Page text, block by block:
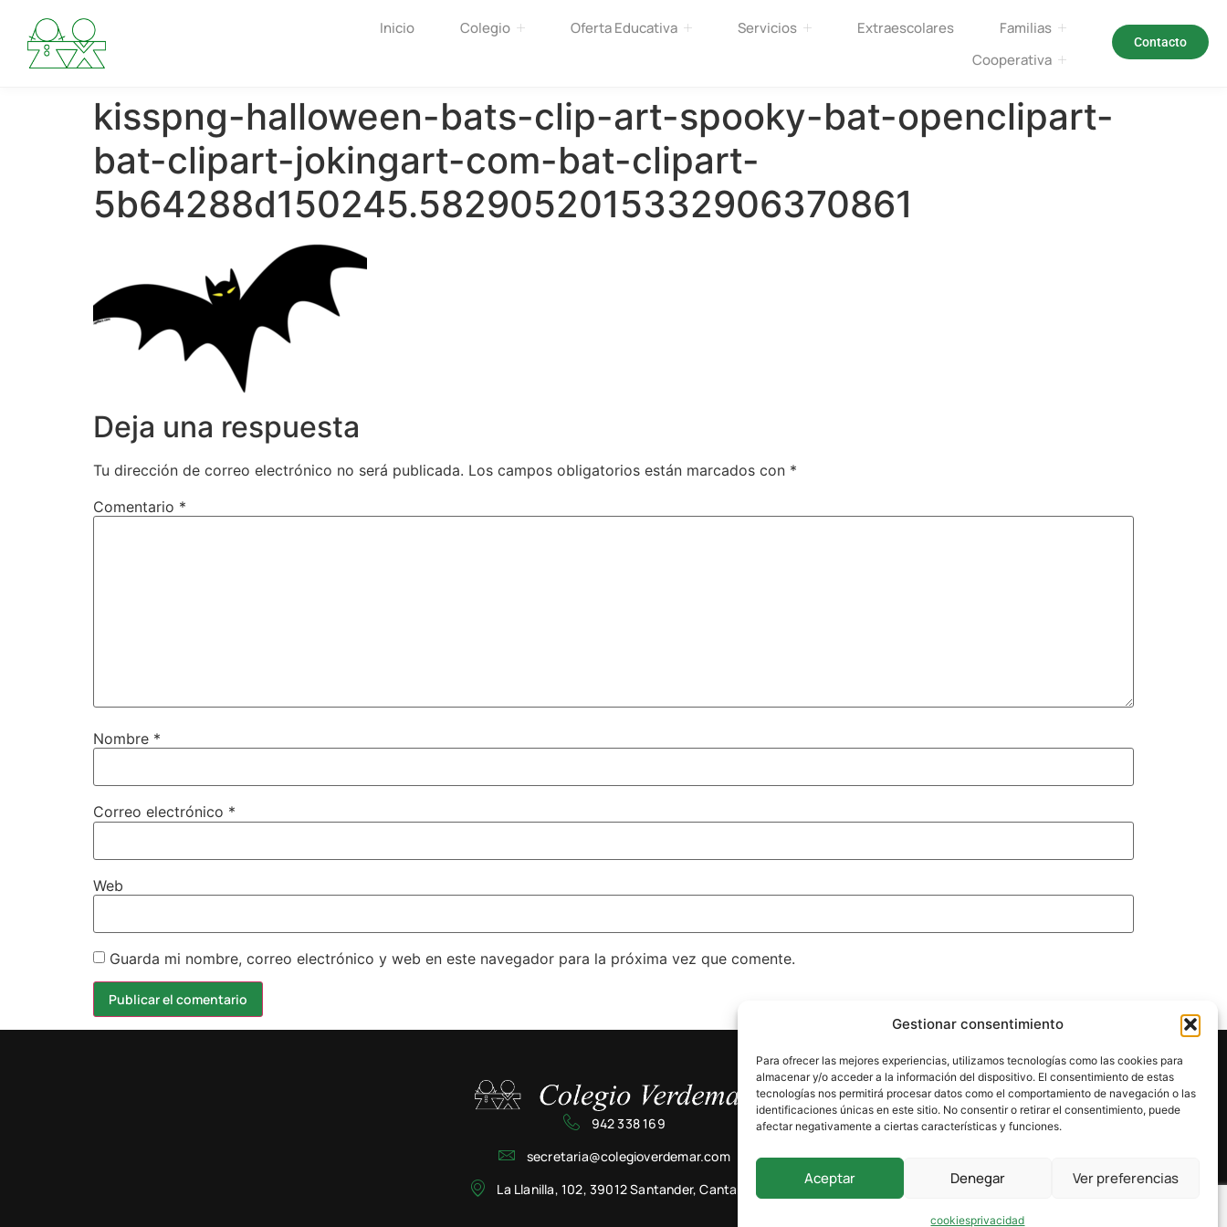
Gestionar consentimiento
Para ofrecer las mejores experiencias, utilizamos tecnologías como las cookies para
almacenar y/o acceder a la información del dispositivo. El consentimiento de estas
tecnologías nos permitirá procesar datos como el comportamiento de navegación o las
identificaciones únicas en este sitio. No consentir o retirar el consentimiento, puede
afectar negativamente a ciertas características y funciones.
Aceptar Denegar Ver preferencias
cookiesprivacidad
Inicio Colegio Oferta Educativa Servicios Extraescolares
Familias
Cooperativa
Contacto
kisspng-halloween-bats-clip-art-spooky-bat-openclipart-
bat-clipart-jokingart-com-bat-clipart-
5b64288d150245.5829052015332906370861
Deja una respuesta
Tu dirección de correo electrónico no será publicada. Los campos obligatorios están marcados con *
Comentario *
Nombre *
Correo electrónico *
Web
Guarda mi nombre, correo electrónico y web en este navegador para la próxima vez que comente.
942 338 169
secretaria@colegioverdemar.com
La Llanilla, 102, 39012 Santander, Cantabria